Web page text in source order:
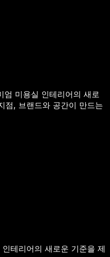
미용실 인테리어의 새로
점, 브랜드와 공간이 만드는
테리어의 새로운 기준을 제